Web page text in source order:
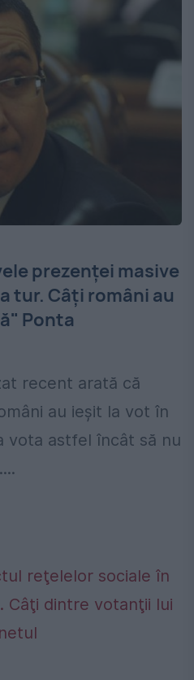
prezenței masive
tur. Câţi români au
Ponta
recent arată că
au ieşit la vot în
vota astfel încât să nu